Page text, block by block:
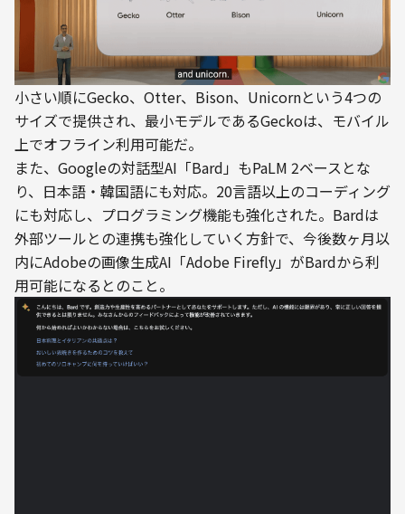
小さい順にGecko、Otter、Bison、Unicornという4つの
サイズで提供され、最小モデルであるGeckoは、モバイル
上でオフライン利用可能だ。
また、Googleの対話型AI「Bard」もPaLM 2ベースとな
り、日本語・韓国語にも対応。20言語以上のコーディング
にも対応し、プログラミング機能も強化された。Bardは
外部ツールとの連携も強化していく方針で、今後数ヶ月以
内にAdobeの画像生成AI「Adobe Firefly」がBardから利
用可能になるとのこと。